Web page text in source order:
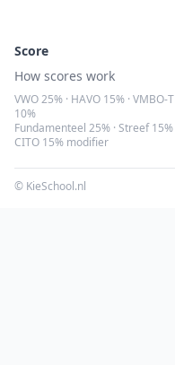
Score
How scores work
VWO 25% · HAVO 15% · VMBO-T
10%
Fundamenteel 25% · Streef 15%
CITO 15% modifier
© KieSchool.nl